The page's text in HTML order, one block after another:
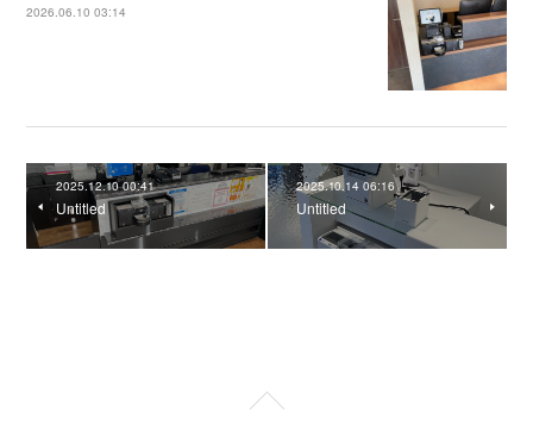
2026.06.10 03:14
2025.12.10 00:41
Untitled
2025.10.14 06:16
Untitled